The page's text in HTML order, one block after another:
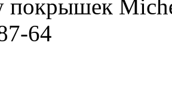
покрышек
64